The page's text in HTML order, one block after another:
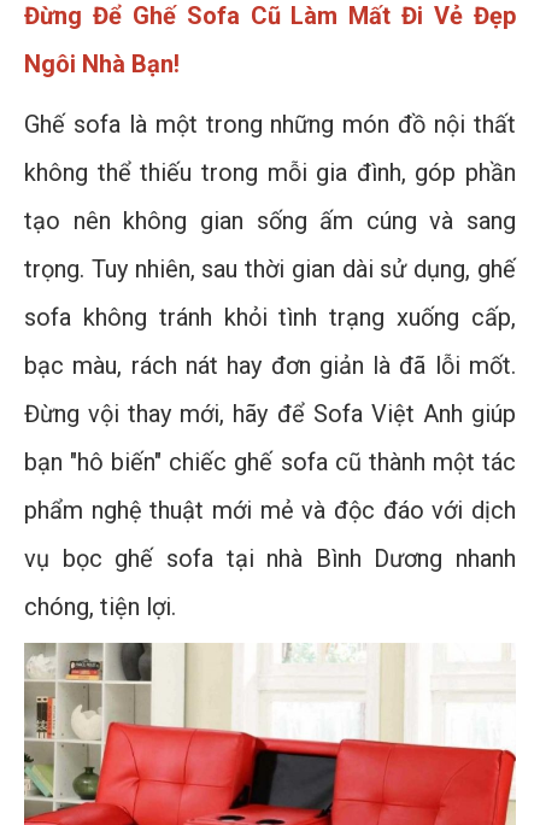
Đừng Để Ghế Sofa Cũ Làm Mất Đi Vẻ Đẹp
Ngôi Nhà Bạn!
Ghế sofa là một trong những món đồ nội thất
không thể thiếu trong mỗi gia đình, góp phần
tạo nên không gian sống ấm cúng và sang
trọng. Tuy nhiên, sau thời gian dài sử dụng, ghế
sofa không tránh khỏi tình trạng xuống cấp,
bạc màu, rách nát hay đơn giản là đã lỗi mốt.
Đừng vội thay mới, hãy để Sofa Việt Anh giúp
bạn "hô biến" chiếc ghế sofa cũ thành một tác
phẩm nghệ thuật mới mẻ và độc đáo với dịch
vụ bọc ghế sofa tại nhà Bình Dương nhanh
chóng, tiện lợi.